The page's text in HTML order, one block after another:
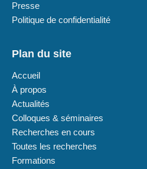
Presse
Politique de confidentialité
Plan du site
Accueil
À propos
Actualités
Colloques & séminaires
Recherches en cours
Toutes les recherches
Formations